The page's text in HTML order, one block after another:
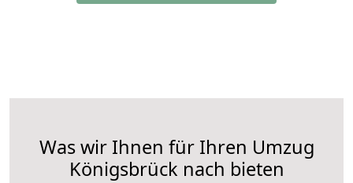
Was wir Ihnen für Ihren Umzug
Königsbrück nach bieten